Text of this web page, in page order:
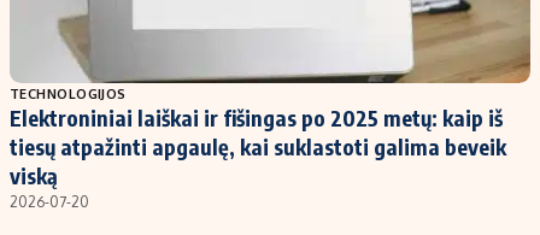
TECHNOLOGIJOS
Elektroniniai laiškai ir fišingas po 2025 metų: kaip iš
tiesų atpažinti apgaulę, kai suklastoti galima beveik
viską
2026-07-20